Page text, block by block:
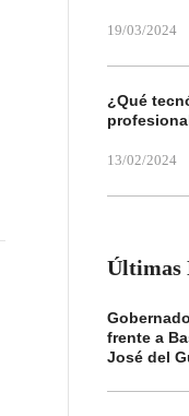
19/03/2024
¿Qué
13/02/2024
Últimas
frente a
José del